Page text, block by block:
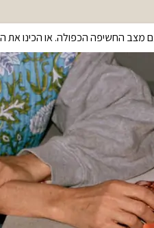
מצב החשיפה הכפולה. או הכינו